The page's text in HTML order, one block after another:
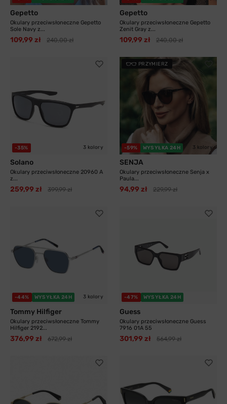
Gepetto
Okulary przeciwsłoneczne Gepetto
Sole Navy z...
109,99 zł 240,00 zł
Gepetto
Okulary przeciwsłoneczne Gepetto
Zenit Gray z...
109,99 zł 240,00 zł
-35% 3 kolory
Solano
Okulary przeciwsłoneczne 20960 A
z...
259,99 zł 399,99 zł
PRZYMIERZ
-59% WYSYŁKA 24H 3 kolory
SENJA
Okulary przeciwsłoneczne Senja x
Paula...
94,99 zł 229,99 zł
-44% WYSYŁKA 24H 3 kolory
Tommy Hilfiger
Okulary przeciwsłoneczne Tommy
Hilfiger 2192...
376,99 zł 672,99 zł
-47% WYSYŁKA 24H
Guess
Okulary przeciwsłoneczne Guess
7916 01A 55
301,99 zł 564,99 zł